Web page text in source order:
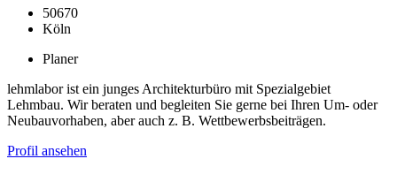
50670
Köln
Planer
lehmlabor ist ein junges Architekturbüro mit Spezialgebiet
Lehmbau. Wir beraten und begleiten Sie gerne bei Ihren Um- oder
Neubauvorhaben, aber auch z. B. Wettbewerbsbeiträgen.
Profil ansehen